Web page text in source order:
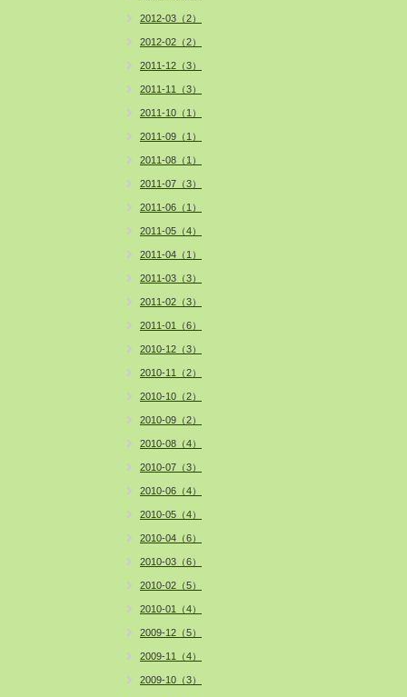
2012-03（2）
2012-02（2）
2011-12（3）
2011-11（3）
2011-10（1）
2011-09（1）
2011-08（1）
2011-07（3）
2011-06（1）
2011-05（4）
2011-04（1）
2011-03（3）
2011-02（3）
2011-01（6）
2010-12（3）
2010-11（2）
2010-10（2）
2010-09（2）
2010-08（4）
2010-07（3）
2010-06（4）
2010-05（4）
2010-04（6）
2010-03（6）
2010-02（5）
2010-01（4）
2009-12（5）
2009-11（4）
2009-10（3）